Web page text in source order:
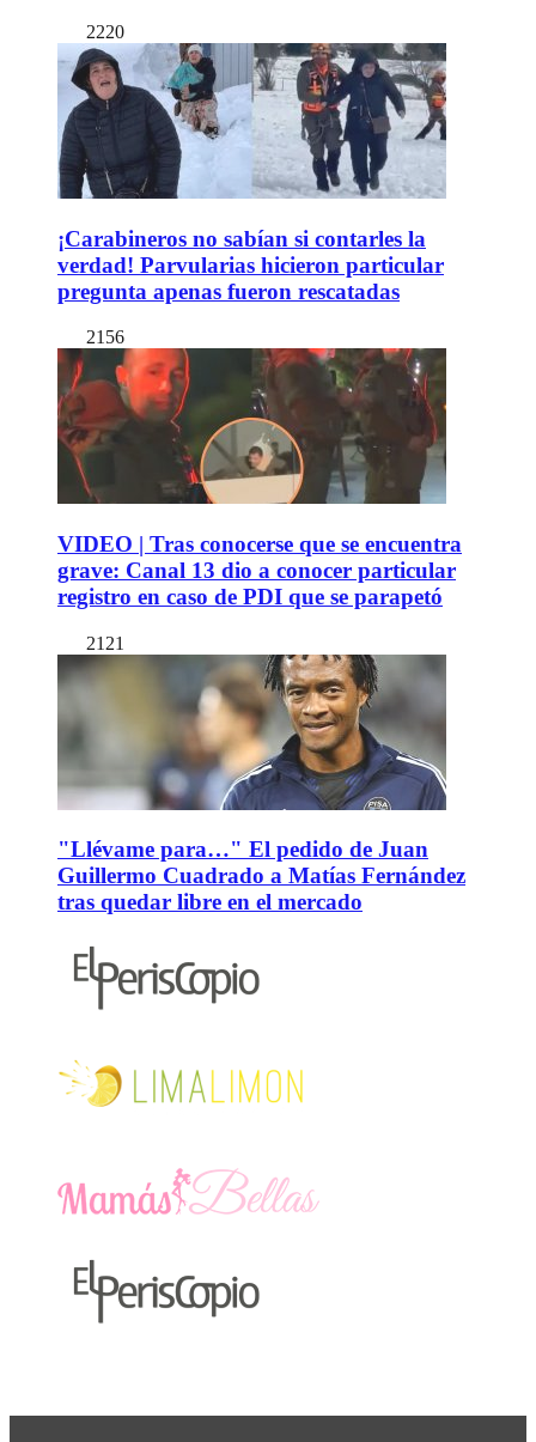
2220
¡Carabineros no sabían si contarles la
verdad! Parvularias hicieron particular
pregunta apenas fueron rescatadas
2156
VIDEO | Tras conocerse que se encuentra
grave: Canal 13 dio a conocer particular
registro en caso de PDI que se parapetó
2121
"Llévame para…" El pedido de Juan
Guillermo Cuadrado a Matías Fernández
tras quedar libre en el mercado